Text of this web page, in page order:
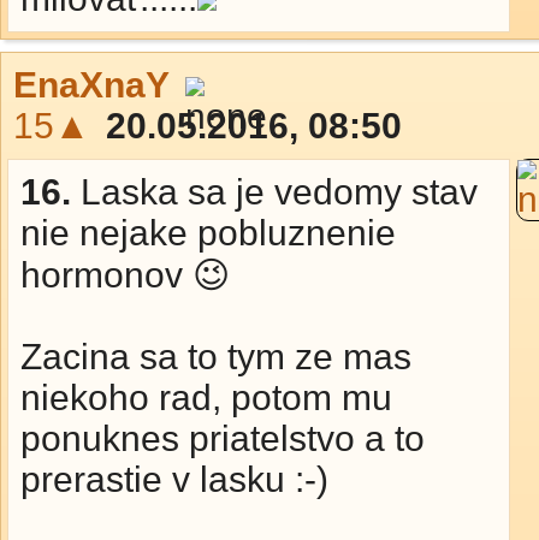
EnaXnaY
15▲
20.05.2016, 08:50
16. Laska sa je vedomy stav
nie nejake pobluznenie
hormonov 😉
Zacina sa to tym ze mas
niekoho rad, potom mu
ponuknes priatelstvo a to
prerastie v lasku :-)